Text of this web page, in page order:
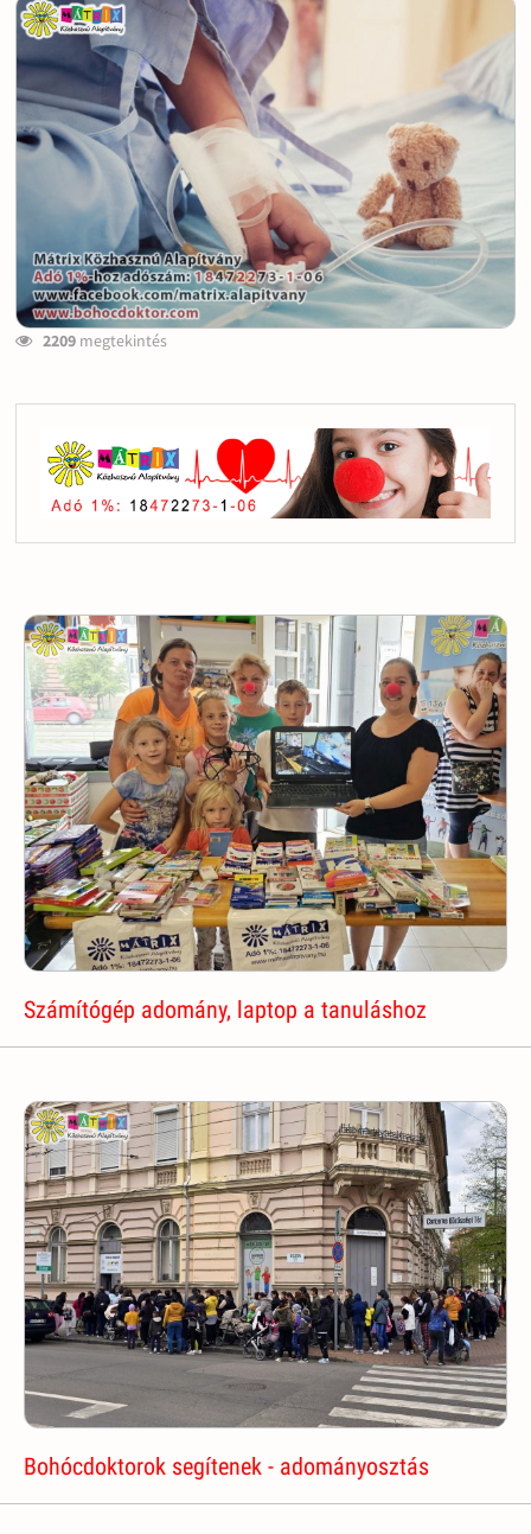
2209megtekintés
Számítógép adomány, laptop a tanuláshoz
Bohócdoktorok segítenek - adományosztás